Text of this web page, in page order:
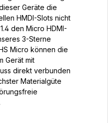
Geräte die
HMDI-Slots nicht
den Micro HDMI-
3-Sterne
Micro können die
Gerät mit
direkt verbunden
Materialgüte